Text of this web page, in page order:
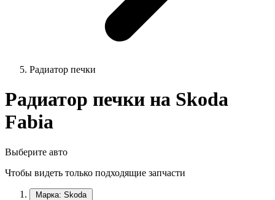
Радиатор печки
Радиатор печки на Skoda
Fabia
Выберите авто
Чтобы видеть только подходящие запчасти
Марка: Skoda